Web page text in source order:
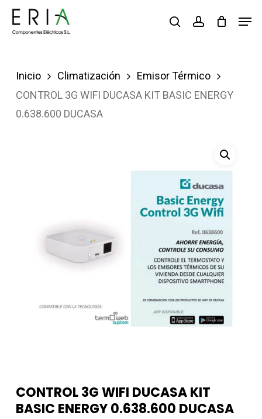
Saltar
buscaraccount
Inicio Climatización
Emisor Térmico
CONTROL 3G WIFI DUCASA KIT BASIC ENERGY
0.638.600 DUCASA
CONTROL 3G WIFI DUCASA KIT
BASIC ENERGY 0.638.600 DUCASA